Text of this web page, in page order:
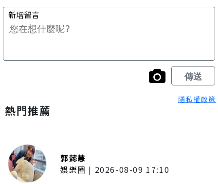
隱私權政策
熱門推薦
郭懿慧
娛樂圈 | 2026-08-09 17:10